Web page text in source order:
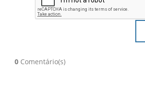
0 Comentário(s)